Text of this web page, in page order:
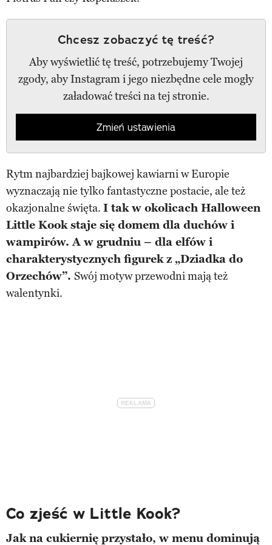
Chcesz zobaczyć tę treść?
Aby wyświetlić tę treść, potrzebujemy Twojej
zgody, aby Instagram i jego niezbędne cele mogły
załadować treści na tej stronie.
Zmień ustawienia
Rytm najbardziej bajkowej kawiarni w Europie
wyznaczają nie tylko fantastyczne postacie, ale też
okazjonalne święta. I tak w okolicach Halloween
Little Kook staje się domem dla duchów i
wampirów. A w grudniu – dla elfów i
charakterystycznych figurek z „Dziadka do
Orzechów”. Swój motyw przewodni mają też
walentynki.
Co zjeść w Little Kook?
Jak na cukiernię przystało, w menu dominują